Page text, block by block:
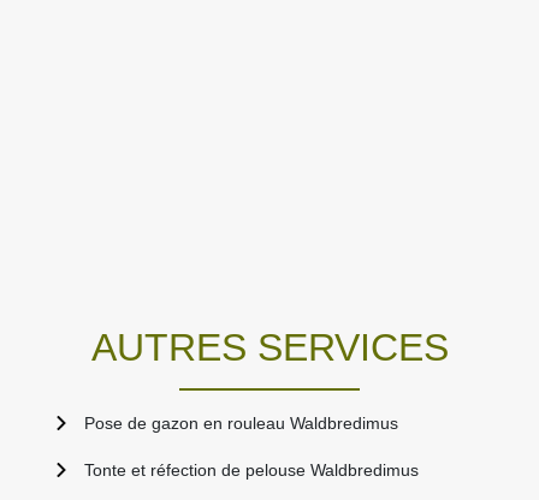
AUTRES SERVICES
Pose de gazon en rouleau Waldbredimus
Tonte et réfection de pelouse Waldbredimus